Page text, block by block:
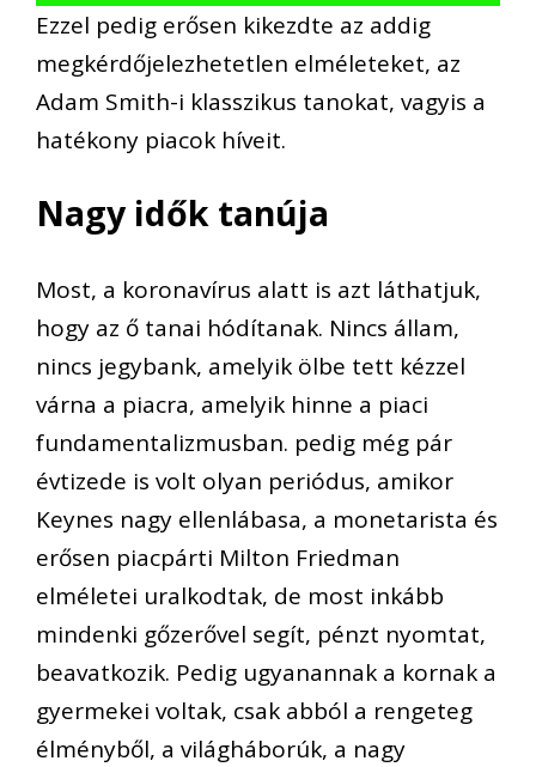
Ezzel pedig erősen kikezdte az addig
megkérdőjelezhetetlen elméleteket, az
Adam Smith-i klasszikus tanokat, vagyis a
hatékony piacok híveit.
Nagy idők tanúja
Most, a koronavírus alatt is azt láthatjuk,
hogy az ő tanai hódítanak. Nincs állam,
nincs jegybank, amelyik ölbe tett kézzel
várna a piacra, amelyik hinne a piaci
fundamentalizmusban. pedig még pár
évtizede is volt olyan periódus, amikor
Keynes nagy ellenlábasa, a monetarista és
erősen piacpárti Milton Friedman
elméletei uralkodtak, de most inkább
mindenki gőzerővel segít, pénzt nyomtat,
beavatkozik. Pedig ugyanannak a kornak a
gyermekei voltak, csak abból a rengeteg
élményből, a világháborúk, a nagy